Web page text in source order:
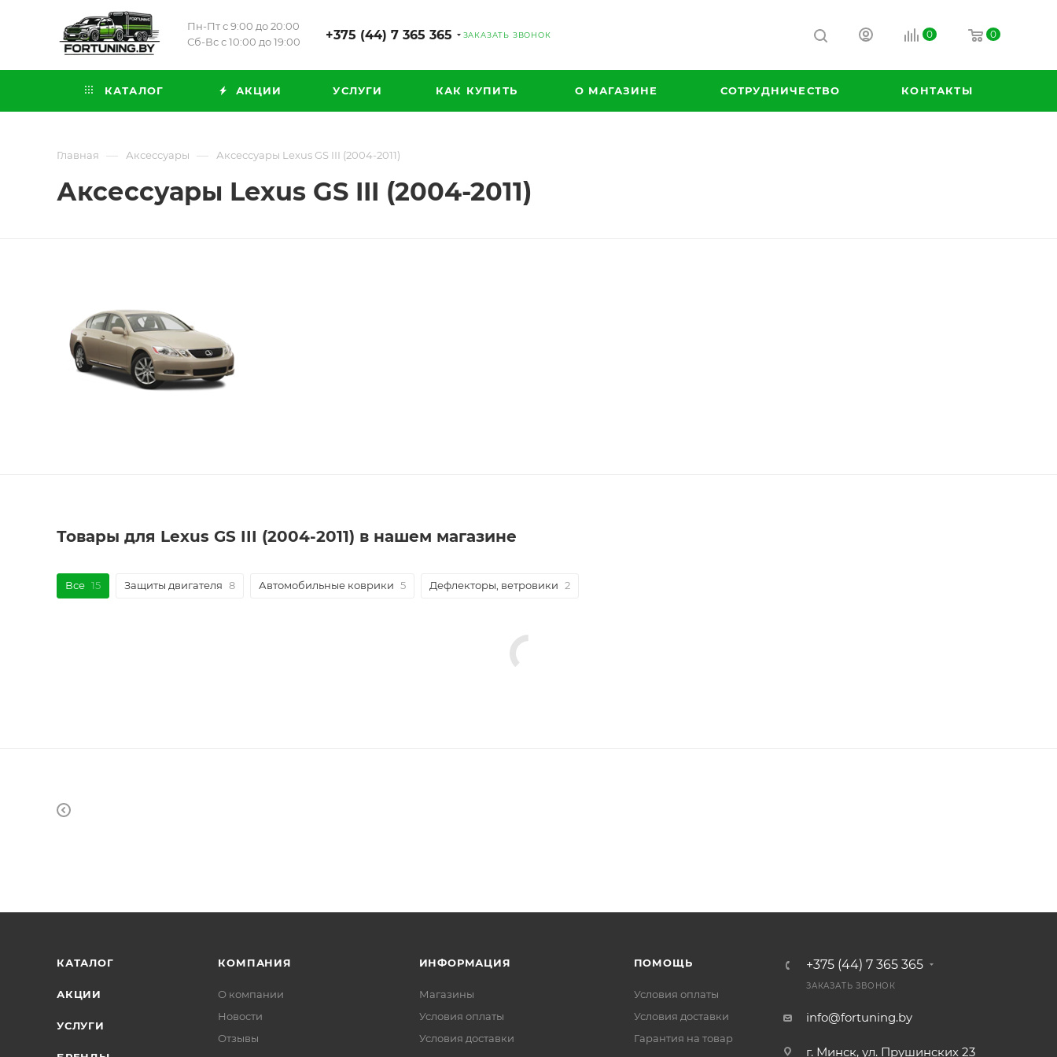
Пн-Пт с 9:00 до 20:00
Сб-Вс с 10:00 до 19:00
+375 (44) 7 365 365 ЗАКАЗАТЬ ЗВОНОК 0 0
КАТАЛОГ АКЦИИ УСЛУГИ КАК КУПИТЬ О МАГАЗИНЕ СОТРУДНИЧЕСТВО КОНТАКТЫ
Главная — Аксессуары — Аксессуары Lexus GS III (2004-2011)
Аксессуары Lexus GS III (2004-2011)
Товары для Lexus GS III (2004-2011) в нашем магазине
Все 15 Защиты двигателя 8 Автомобильные коврики 5 Дефлекторы, ветровики 2
КАТАЛОГ
АКЦИИ
УСЛУГИ
КОМПАНИЯ
О компании
Новости
Отзывы
ИНФОРМАЦИЯ
Магазины
Условия оплаты
Условия доставки
ПОМОЩЬ
Условия оплаты
Условия доставки
Гарантия на товар
+375 (44) 7 365 365
ЗАКАЗАТЬ ЗВОНОК
info@fortuning.by
г. Минск, ул. Прушинских 23